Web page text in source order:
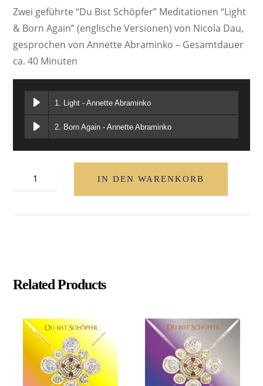
Zwei geführte “Du Bist Schöpfer” Meditationen “Light
& Born Again” (englische Versionen) von Nicola Dau,
gesprochen von Annette Abraminko – Gesamtdauer
ca. 40 Minuten
1. Light - Annette Abraminko
2. Born Again - Annette Abraminko
Bist
(englische
Menge
IN DEN WARENKORB
Related Products